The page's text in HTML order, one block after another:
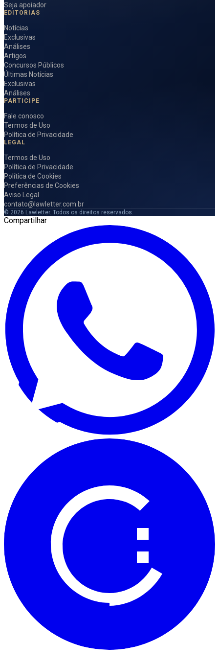
Seja apoiador
EDITORIAS
Notícias
Exclusivas
Análises
Artigos
Concursos Públicos
Últimas Notícias
Exclusivas
Análises
PARTICIPE
Fale conosco
Termos de Uso
Política de Privacidade
LEGAL
Termos de Uso
Política de Privacidade
Política de Cookies
Preferências de Cookies
Aviso Legal
contato@lawletter.com.br
© 2026 Lawletter. Todos os direitos reservados.
Compartilhar